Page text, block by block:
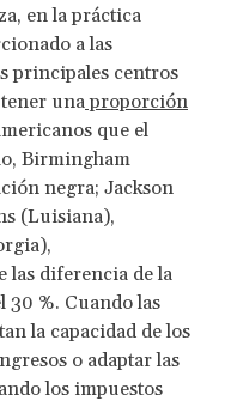
en la práctica
a las
principales centros
unaproporción
que el
Birmingham
negra; Jackson
(Luisiana),
las diferencia de la
30 %. Cuando las
la capacidad de los
o adaptar las
los impuestos